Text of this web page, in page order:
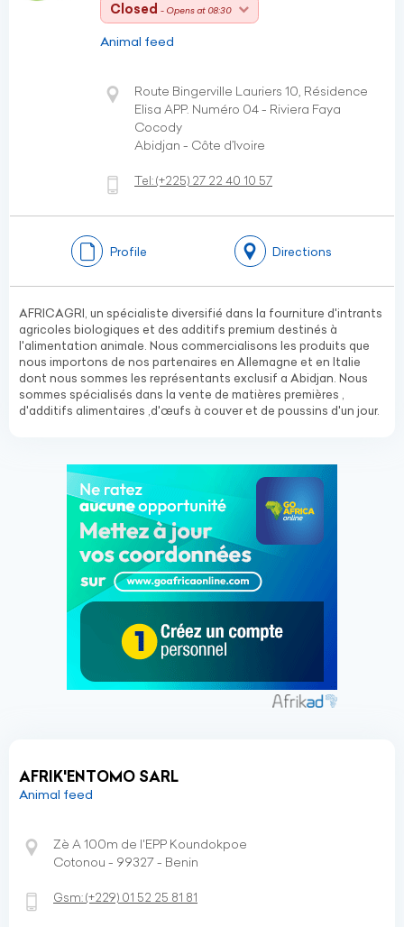
Closed - Opens at 08:30
Animal feed
Route Bingerville Lauriers 10, Résidence
Elisa APP. Numéro 04 - Riviera Faya
Cocody
Abidjan - Côte d’Ivoire
Tel:(+225) 27 22 40 10 57
Profile Directions
AFRICAGRI, un spécialiste diversifié dans la fourniture d'intrants
agricoles biologiques et des additifs premium destinés à
l'alimentation animale. Nous commercialisons les produits que
nous importons de nos partenaires en Allemagne et en Italie
dont nous sommes les représentants exclusif a Abidjan. Nous
sommes spécialisés dans la vente de matières premières ,
d'additifs alimentaires ,d'œufs à couver et de poussins d'un jour.
AFRIK'ENTOMO SARL
Animal feed
Zè A 100m de l'EPP Koundokpoe
Cotonou - 99327 - Benin
Gsm:(+229) 01 52 25 81 81